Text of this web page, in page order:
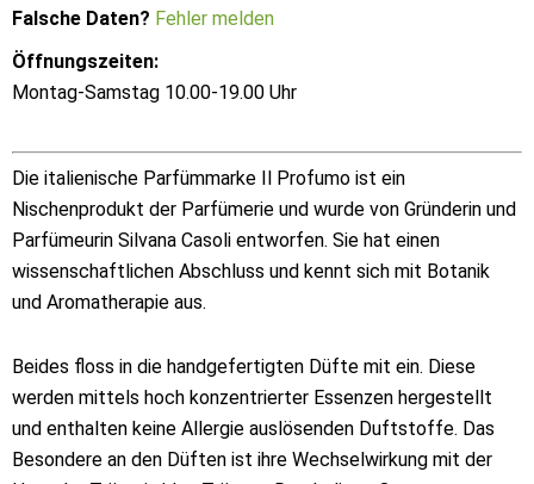
Falsche Daten? Fehler melden
Öffnungszeiten:
Montag-Samstag 10.00-19.00 Uhr
Die italienische Parfümmarke Il Profumo ist ein
Nischenprodukt der Parfümerie und wurde von Gründerin und
Parfümeurin Silvana Casoli entworfen. Sie hat einen
wissenschaftlichen Abschluss und kennt sich mit Botanik
und Aromatherapie aus.
Beides floss in die handgefertigten Düfte mit ein. Diese
werden mittels hoch konzentrierter Essenzen hergestellt
und enthalten keine Allergie auslösenden Duftstoffe. Das
Besondere an den Düften ist ihre Wechselwirkung mit der